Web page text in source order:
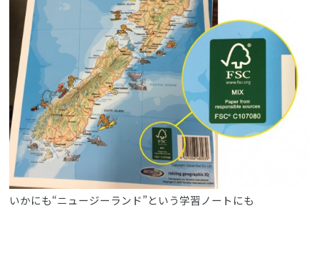
いかにも“ニュージーランド”という学習ノートにも